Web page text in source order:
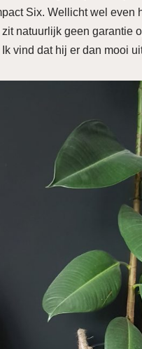
Six. Wellicht wel
natuurlijk geen garantie
Ik vind dat hij er dan mooi